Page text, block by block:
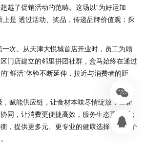
越了促销活动的范畴。这场以“为好运加
上是 透过活动、奖品，传递品牌价值观：探
一次。从天津大悦城首店开业时，员工为顾
门店建立的邻里拼团社群，盒马始终在通过
“鲜活”体验不断延伸，拉近与消费者的距
，赋能供应链，让⻝材本味尽情绽放，让新
同，让消费更便捷高效，服务生态更全面；
，提供更多元、更专业的健康选择，让每个